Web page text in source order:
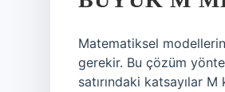
Matematiksel modellerin
gerekir. Bu çözüm
satırındaki katsayılar M